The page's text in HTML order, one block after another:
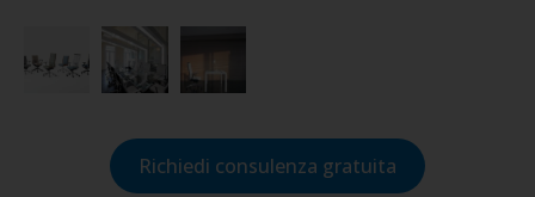
Richiedi consulenza gratuita